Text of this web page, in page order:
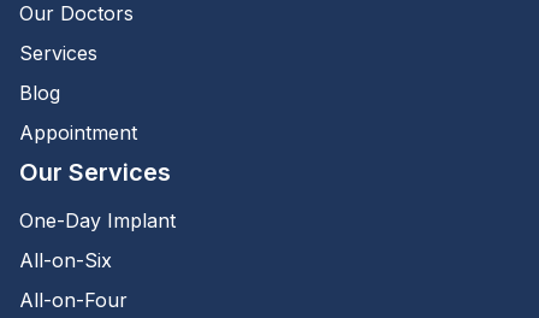
Our Doctors
Services
Blog
Appointment
Our Services
One-Day Implant
All-on-Six
All-on-Four